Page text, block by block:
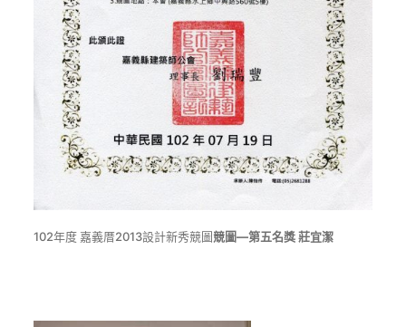
102年度 嘉義厝2013設計新秀競圖競圖—第五名獎莊宜潔